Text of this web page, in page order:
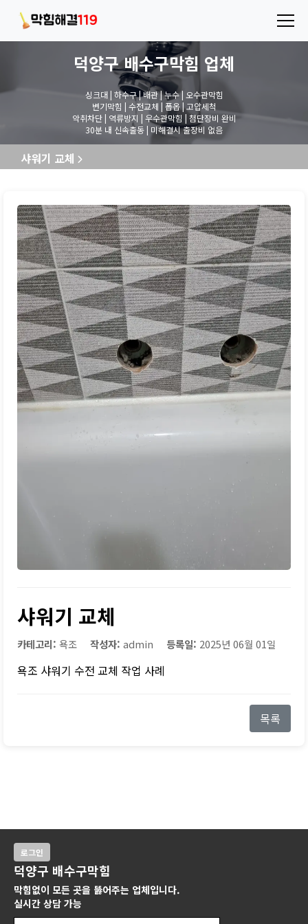
덕양구 배수구막힘 업체
싱크대 | 하수구 | 배관 | 누수 | 오수관막힘
변기막힘 | 수전교체 | 폽옵 | 고압세척
악취차단 | 역류방지 | 우수관막힘 | 첨단장비 완비
30분 내 신속출동 | 미해결시 출장비 없음
샤워기 교체
샤워기 교체
카테고리: 욕조 작성자: admin 등록일: 2025년 06월 01일
욕조 샤워기 수전 교체 작업 사례
목록
로그인
덕양구 배수구막힘
막힘없이 모든 곳을 뚫어주는 업체입니다.
실시간 상담 가능